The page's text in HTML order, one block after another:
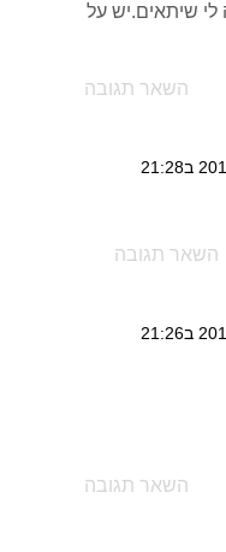
לי שיתאים.יש על
השאר תגובה
השאר תגובה
השאר תגובה